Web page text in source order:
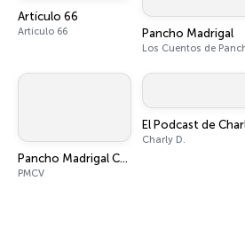
Artículo 66
Artículo 66 Pancho Madrigal
Pancho Madrigal Cuentos Variados
PMCV
El Podcast de
Charly D.